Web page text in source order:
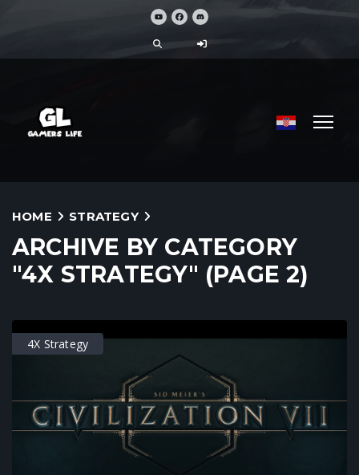
HOME STRATEGY
ARCHIVE BY CATEGORY
"4X STRATEGY" (PAGE 2)
4X Strategy